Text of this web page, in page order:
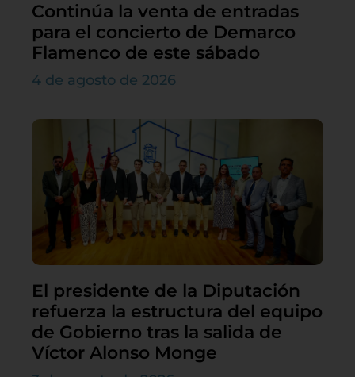
Continúa la venta de entradas
para el concierto de Demarco
Flamenco de este sábado
4 de agosto de 2026
El presidente de la Diputación
refuerza la estructura del equipo
de Gobierno tras la salida de
Víctor Alonso Monge